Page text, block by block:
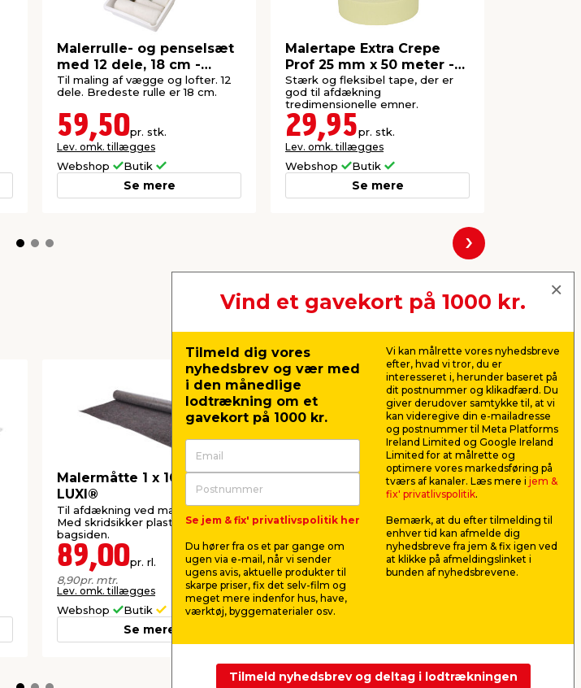
Malerrulle- og penselsæt
med 12 dele, 18 cm -
Stabile®
Til maling af vægge og lofter. 12
dele. Bredeste rulle er 18 cm.
59,50pr. stk.
Lev. omk. tillægges
Webshop Butik
Se mere
Malertape Extra Crepe
Prof 25 mm x 50 meter -
LUXI®
Stærk og fleksibel tape, der er
god til afdækning
tredimensionelle emner.
29,95pr. stk.
Lev. omk. tillægges
Webshop Butik
Se mere
Næste
Malermåtte 1 x 10 meter -
LUXI®
Til afdækning ved malerarbejde.
Med skridsikker plastik på
bagsiden.
89,00pr. rl.
8,90pr. mtr.
Lev. omk. tillægges
Webshop Butik
Se mere
Malertape 48 mm x 50
Anvendes fx til afdækning af
lofter/vægge, inden der skal
49,50 pr. stk.
Lev. omk. tillægges
Webshop
Malebakke,
cm.
Lev. omk.
Vind et gavekort på 1000 kr.
Tilmeld dig vores
nyhedsbrev og vær med
i den månedlige
lodtrækning om et
gavekort på 1000 kr.
Se jem & fix' privatlivspolitik her
Du hører fra os et par gange om
ugen via e-mail, når vi sender
ugens avis, aktuelle produkter til
skarpe priser, fix det selv-film og
meget mere indenfor hus, have,
værktøj, byggematerialer osv.
Vi kan målrette vores nyhedsbreve
efter, hvad vi tror, du er
interesseret i, herunder baseret på
dit postnummer og klikadfærd. Du
giver derudover samtykke til, at vi
kan videregive din e-mailadresse
og postnummer til Meta Platforms
Ireland Limited og Google Ireland
Limited for at målrette og
optimere vores markedsføring på
tværs af kanaler. Læs mere i jem &
fix' privatlivspolitik.
Bemærk, at du efter tilmelding til
enhver tid kan afmelde dig
nyhedsbreve fra jem & fix igen ved
at klikke på afmeldingslinket i
bunden af nyhedsbrevene.
Tilmeld nyhedsbrev og deltag i lodtrækningen